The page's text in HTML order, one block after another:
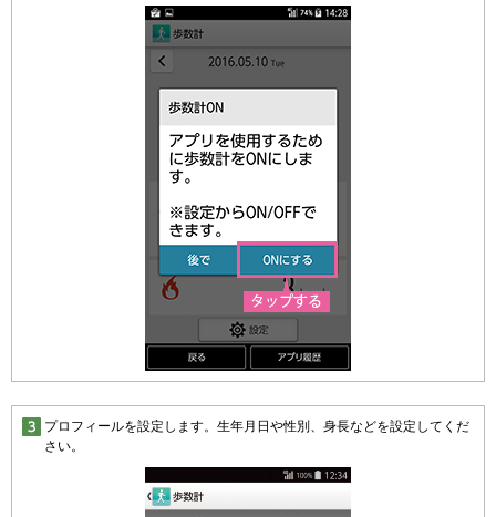
プロフィールを設定します。生年月日や性別、身長などを設定してくだ
さい。